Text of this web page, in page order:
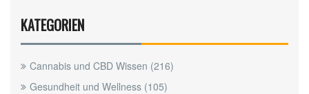
KATEGORIEN
Cannabis und CBD Wissen (216)
Gesundheit und Wellness (105)